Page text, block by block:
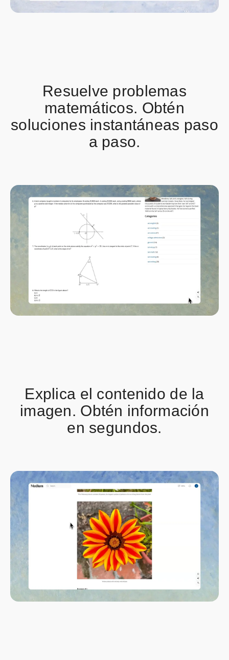
Resuelve problemas
matemáticos. Obtén
soluciones instantáneas paso
a paso.
Explica el contenido de la
imagen. Obtén información
en segundos.